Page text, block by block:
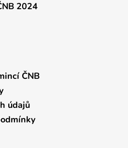
2024
ČNB
údajů